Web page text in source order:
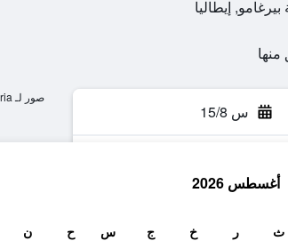
س 15/8
صور لـ Residenza Villa Maria
أغسطس 2026
ث ر خ ج س ح ن